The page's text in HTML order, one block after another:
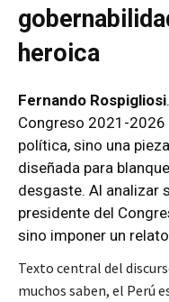
heroica
Fernando Rospigliosi
Congreso 2021-
política, sino una
diseñada para
desgaste. Al analizar
presidente del
sino imponer un
Texto central del
muchos saben, el Perú